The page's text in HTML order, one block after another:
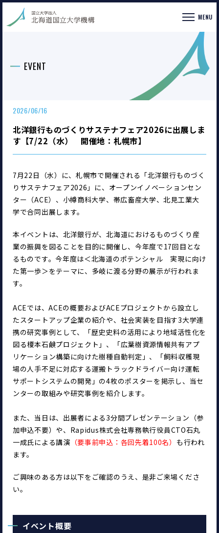
MENU
EVENT
2026/06/16
北洋銀行ものづくりサステナフェア2026に出展しま
す【7/22（水） 開催地：札幌市】
7月22日（水）に、札幌市で開催される「北洋銀行ものづく
りサステナフェア2026」に、オープンイノベーションセン
ター（ACE）、小樽商科大学、帯広畜産大学、北見工業大
学で合同出展します。
本イベントは、北洋銀行が、北海道におけるものづくり産
業の振興を図ることを目的に開催し、今年度で17回目とな
るものです。今年度は＜北海道のポテンシャル　実現に向け
た第一歩＞をテーマに、多岐に渡る分野の展示が行われま
す。
ACEでは、ACEの概要およびACEプロジェクトから設立し
たスタートアップ企業の紹介や、社会実装を目指す3大学連
携の研究事例として、「歴史史料の活用により地域活性化を
図る榎本石鹸プロジェクト」、「広葉樹資源情報共有アプ
リケーション構築に向けた樹種自動判定」、「飼料収穫現
場の人手不足に対応する運搬トラックドライバー向け運転
サポートシステムの開発」の4枚のポスターを掲示し、当セ
ンターの取組みや研究事例を紹介します。
また、当日は、出展者による3分間プレゼンテーション（参
加申込不要）や、Rapidus株式会社専務執行役員CTO石丸
一成氏による講演 （要事前申込：各回先着100名） も行われ
ます。
ご興味のある方は以下をご確認のうえ、是非ご来場くださ
い。
イベント概要